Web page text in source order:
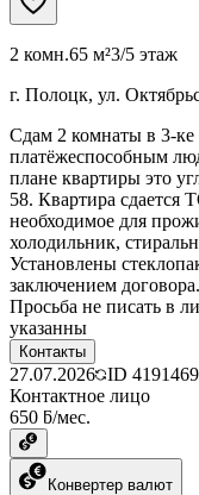
2 комн.65 м²3/5 этаж
г. Полоцк, ул.
Cдам 2 комнаты в 3-ке
платёжеспособным
плане квартиры это
58. Квартира
необходимое для
холодильник,
Установлены
заключением
Просьба не писать в
указанны
Контакты
27.07.2026 ID 4191469
Контактное лицо
650 ƃ/мес.
Конвертер валют